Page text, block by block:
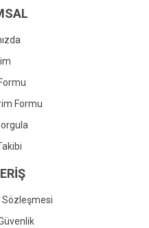
pahalı.
Formu
Sözleşmesi